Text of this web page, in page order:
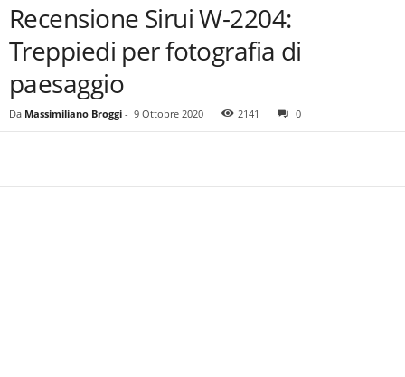
Recensione Sirui W-2204:
Treppiedi per fotografia di
paesaggio
Da Massimiliano Broggi - 9 Ottobre 2020 2141 0